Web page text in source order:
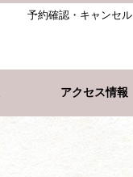
予約確認・キャンセル
アクセス情報